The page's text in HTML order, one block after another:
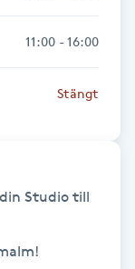
11:00 - 16:00
Stängt
Studio till